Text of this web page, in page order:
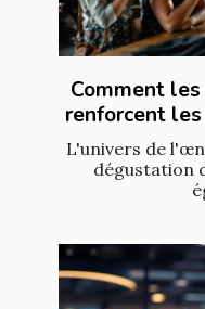
Comment
renforcent
L'univers de
dégustation